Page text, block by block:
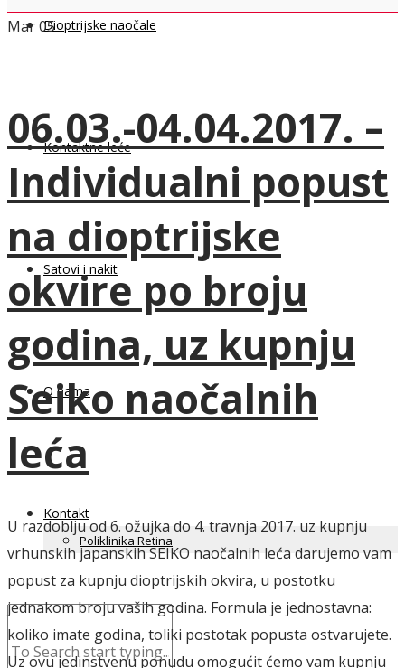
Dioptrijske naočale
Kontaktne leće
Satovi i nakit
O nama
Kontakt
Poliklinika Retina
Mar05
06.03.-04.04.2017. –
Individualni popust
na dioptrijske
okvire po broju
godina, uz kupnju
Seiko naočalnih
leća
U razdoblju od 6. ožujka do 4. travnja 2017. uz kupnju
vrhunskih japanskih SEIKO naočalnih leća darujemo vam
popust za kupnju dioptrijskih okvira, u postotku
jednakom broju vaših godina. Formula je jednostavna:
koliko imate godina, toliki postotak popusta ostvarujete.
Uz ovu jedinstvenu ponudu omogućit ćemo vam kupnju